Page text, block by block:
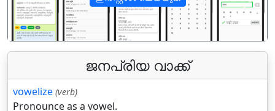
पिछला अगला
ജനപ്രിയ വാക്ക്
vowelize (verb)
Pronounce as a vowel.